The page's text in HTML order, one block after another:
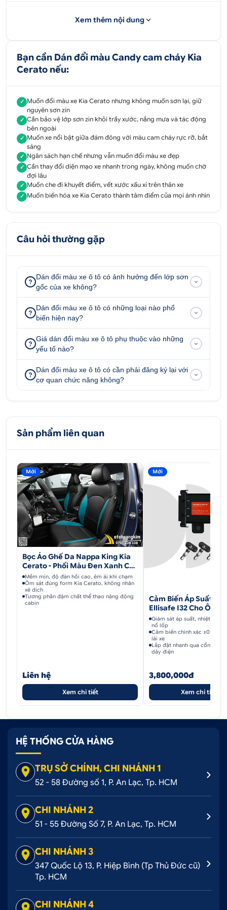
CRYSTAL TIFFANY GREEN- Ô Tô Hoàng Kim
Cerato
Dán đổi màu Candy
chính là bọc lớp decal bên ngoài nước sơn zin của
xe. Vì vậy không những không gây ảnh hưởng đến
lớp sơn zin của xe mà còn có tác dụng giúp xe
tránh khỏi các tác động bên ngoài như mưa,
nắng,....là tấm áo giáp bảo vệ nước sơn zin của xe
cực hiệu quả.
Dán đổi màu Candy cam cháy Kia Cerato sáng
Dán đổi màu Candy cam cháy Kia Ceratosở
hữu một bề mặt màu cam trầm sáng bóng óng ả,
có độ co dãn nổi trội và là một loại decal chuyên
nổi bật hơn nhiều so với những loại decal khác.
Chất liệu
dán đổi màu candy
đặc trưng với tone màu rực rỡ cùng lớp phủ bóng
sáng loáng, cực lấp lánh khi đi dưới ánh sáng. Dán
đổi màu Candy cam cháy Kia Cerato
dễ dàng
biến đổi xe bạn trở thành trung tâm của mọi ánh
nhìn.
Dán đổi màu Candy cam cháy Kia Cerato cực bắt
mắt, cực lịch lãm
Xem thêm nội dung
Bạn cần Dán đổi màu Candy cam cháy Kia
Cerato nếu:
✓ Muốn đổi màu xe Kia Cerato nhưng không muốn sơn lại, giữ
nguyên sơn zin
✓ Cần bảo vệ lớp sơn zin khỏi trầy xước, nắng mưa và tác động
bên ngoài
✓ Muốn xe nổi bật giữa đám đông với màu cam cháy rực rỡ, bắt
sáng
✓ Ngân sách hạn chế nhưng vẫn muốn đổi màu xe đẹp
✓ Cần thay đổi diện mạo xe nhanh trong ngày, không muốn chờ
đợi lâu
✓ Muốn che đi khuyết điểm, vết xước xấu xí trên thân xe
✓ Muốn biến hóa xe Kia Cerato thành tâm điểm của mọi ánh nhìn
Câu hỏi thường gặp
Dán đổi màu xe ô tô có ảnh hưởng đến lớp sơn
gốc của xe không?
Dán đổi màu xe ô tô có những loại nào phổ
biến hiện nay?
Giá dán đổi màu xe ô tô phụ thuộc vào những
yếu tố nào?
Dán đổi màu xe ô tô có cần phải đăng ký lại với
cơ quan chức năng không?
Sản phẩm liên quan
Mới
Bọc Áo Ghế Da Nappa King Kia
Cerato - Phối Màu Đen Xanh Cá
Tính
Mềm mịn, độ đàn hồi cao, êm ái khi chạm
Ôm sát đúng form Kia Cerato, không nhăn
xê dịch
Tương phản đậm chất thể thao năng động
cabin
Liên hệ
Xem chi tiết
Mới
Cảm Biến Áp Suất
Ellisafe I32 Cho Ô Tô
Giám sát áp suất, nhiệt độ
nổ lốp
Cảm biến chính xác ±0.1 Bar,
lái xe
Lắp đặt nhanh qua cổng
dây điện
3,800,000đ
Xem chi tiết
HỆ THỐNG CỬA HÀNG
TRỤ SỞ CHÍNH, CHI NHÁNH 1
52 - 58 Đường số 1, P. An Lạc, Tp. HCM
CHI NHÁNH 2
51 - 55 Đường Số 7, P. An Lạc, Tp. HCM
CHI NHÁNH 3
347 Quốc Lộ 13, P. Hiệp Bình (Tp Thủ Đức cũ)
Tp. HCM
CHI NHÁNH 4